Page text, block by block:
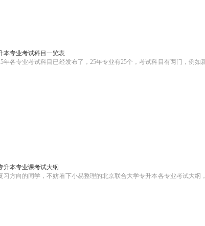
本专业考试科目一览表
各专业考试科目已经发布了，25年专业有25个，考试科目有两门，例如
升本专业课考试大纲
方向的同学，不妨看下小易整理的北京联合大学专升本各专业考试大纲